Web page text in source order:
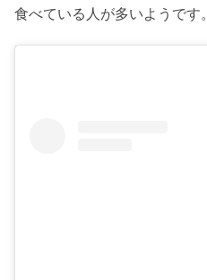
食べている人が多いようです。